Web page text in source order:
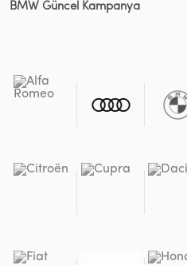
BMW Güncel Kampanya